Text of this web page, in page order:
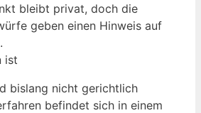
bleibt privat, doch die
geben einen Hinweis auf
ist
bislang nicht gerichtlich
befindet sich in einem